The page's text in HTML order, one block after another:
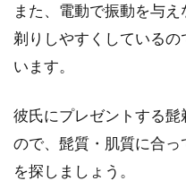
また、電動で振動を与
剃りしやすくしている
います。
彼氏にプレゼントする髭
ので、髭質・肌質に合っ
を探しましょう。